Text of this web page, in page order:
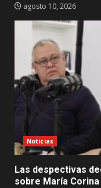
agosto 10, 2026
Noticias
Las despectivas
sobre María Corina